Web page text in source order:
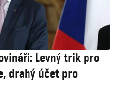
Levný trik pro
drahý účet pro